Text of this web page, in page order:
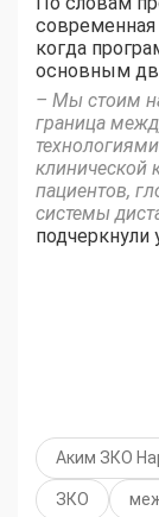
когда
основным
– Мы стоим
граница
клинической
пациентов,
системы
подчеркнули
Аким ЗКО
ЗКО